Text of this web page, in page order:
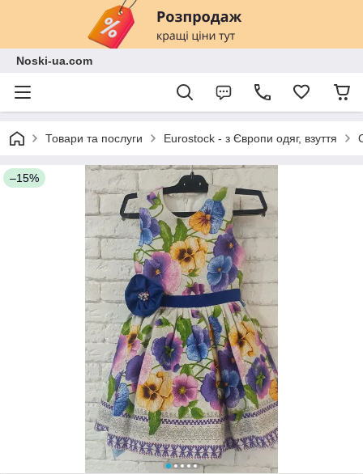
Noski-ua.com
Товари та послуги Eurostock - з Європи одяг, взуття
–15%